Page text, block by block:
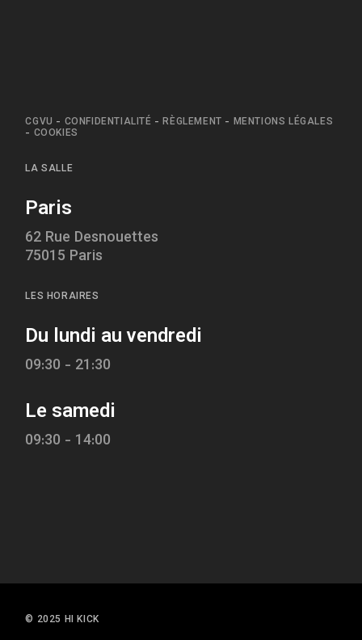
CGVU - CONFIDENTIALITÉ -RÈGLEMENT - MENTIONS LÉGALES
- COOKIES
LA SALLE
Paris
62 Rue Desnouettes
75015 Paris
LES HORAIRES
Du lundi au vendredi
09:30 - 21:30
Le samedi
09:30 - 14:00
© 2025 HI KICK